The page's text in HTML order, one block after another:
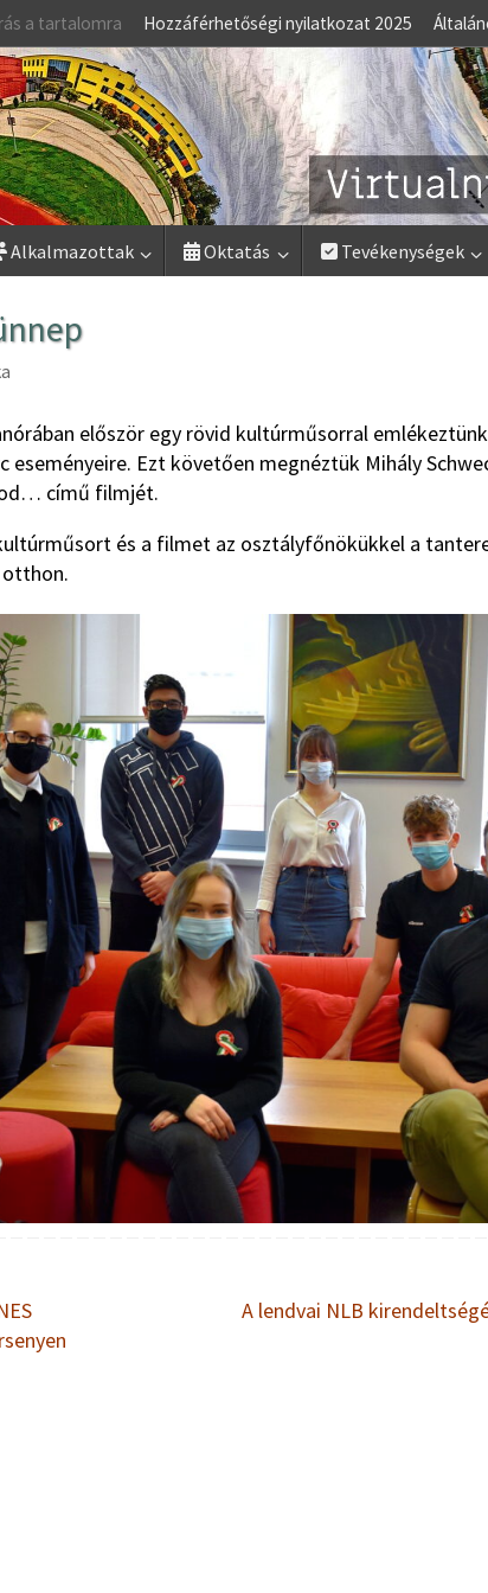
a tartalomra Hozzáférhetőségi nyilatkozat 2025
Alkalmazottak Oktatás Tevékenységek
először egy rövid kultúrműsorral
eseményeire. Ezt követően megnéztük Mihály
című filmjét.
és a filmet az osztályfőnökükkel a
A lendvai NLB